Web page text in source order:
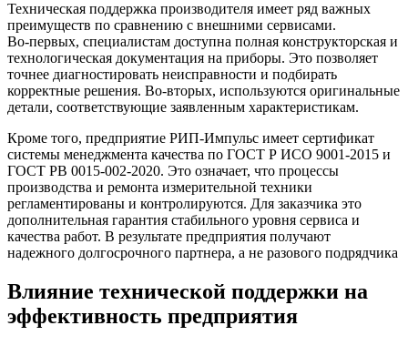
Техническая поддержка производителя имеет ряд важных
преимуществ по сравнению с внешними сервисами.
Во‑первых, специалистам доступна полная конструкторская и
технологическая документация на приборы. Это позволяет
точнее диагностировать неисправности и подбирать
корректные решения. Во‑вторых, используются оригинальные
детали, соответствующие заявленным характеристикам.
Кроме того, предприятие РИП‑Импульс имеет сертификат
системы менеджмента качества по ГОСТ Р ИСО 9001‑2015 и
ГОСТ РВ 0015‑002‑2020. Это означает, что процессы
производства и ремонта измерительной техники
регламентированы и контролируются. Для заказчика это
дополнительная гарантия стабильного уровня сервиса и
качества работ. В результате предприятия получают
надежного долгосрочного партнера, а не разового подрядчика
Влияние технической поддержки на
эффективность предприятия